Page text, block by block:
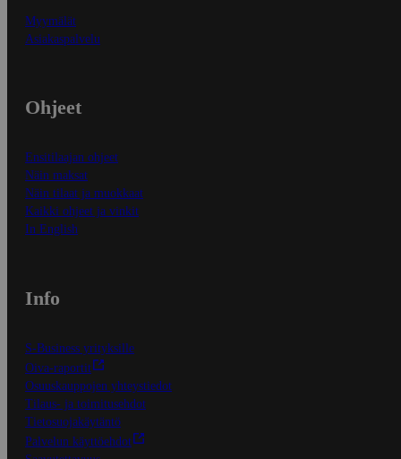
Myymälät
Asiakaspalvelu
Ohjeet
Ensitilaajan ohjeet
Näin maksat
Näin tilaat ja muokkaat
Kaikki ohjeet ja vinkit
In English
Info
S-Business yrityksille
Oiva-raportit
Osuuskauppojen yhteystiedot
Tilaus- ja toimitusehdot
Tietosuojakäytäntö
Palvelun käyttöehdot